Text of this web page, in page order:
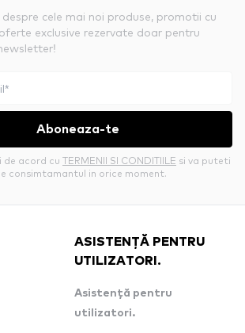
cele mai noi produse, promotii cu
exclusive rezervate doar pentru
Aboneaza-te
de acord cu TERMENII SI CONDITIILE si va puteti
consimtamantul in orice moment.
ASISTENȚĂ PENTRU
UTILIZATORI.
Asistență pentru
utilizatori.